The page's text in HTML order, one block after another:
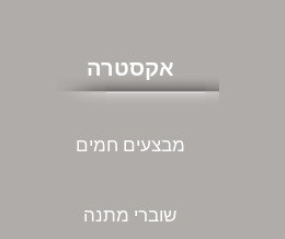
אקסטרה
מבצעים חמים
שוברי מתנה